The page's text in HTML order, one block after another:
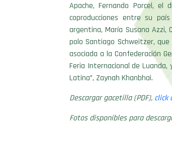
Apache, Fernando Porcel, el
coproducciones entre su
argentina, María Susana Azzi,
polo Santiago Schweitzer,
asociada a la Confederación
Feria Internacional de
Latina”, Zaynah Khanbhai.
Descargar gacetilla (PDF), click
Fotos disponibles para